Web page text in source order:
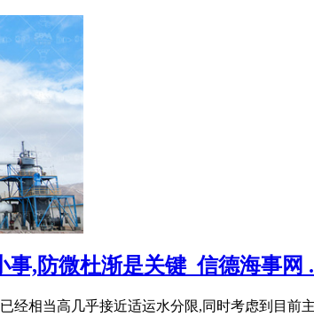
事,防微杜渐是关键_信德海事网
经相当高几乎接近适运水分限,同时考虑到目